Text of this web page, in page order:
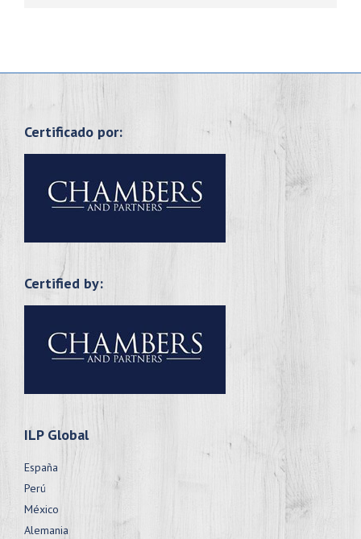
Certificado por:
Certified by:
ILP Global
España
Perú
México
Alemania